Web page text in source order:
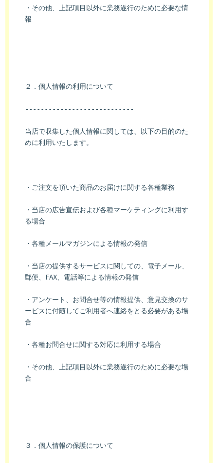
・その他、上記項目以外に業務遂行のために必要な情
報
２．個人情報の利用について
----------------------------
当店で収集した個人情報に関しては、以下の目的のた
めに利用いたします。
・ご注文を頂いた商品のお届けに関する各種業務
・当店の広告宣伝および各種マーケティングに利用す
る場合
・各種メールマガジンによる情報の発信
・当店の提供するサービスに関しての、電子メール、
郵便、FAX、電話等による情報の発信
・アンケート、お問合せ等の情報提供、意見交換のサ
ービスに付随してご利用者へ連絡をとる必要がある場
合
・各種お問合せに関する対応に利用する場合
・その他、上記項目以外に業務遂行のために必要な場
合
３．個人情報の保護について